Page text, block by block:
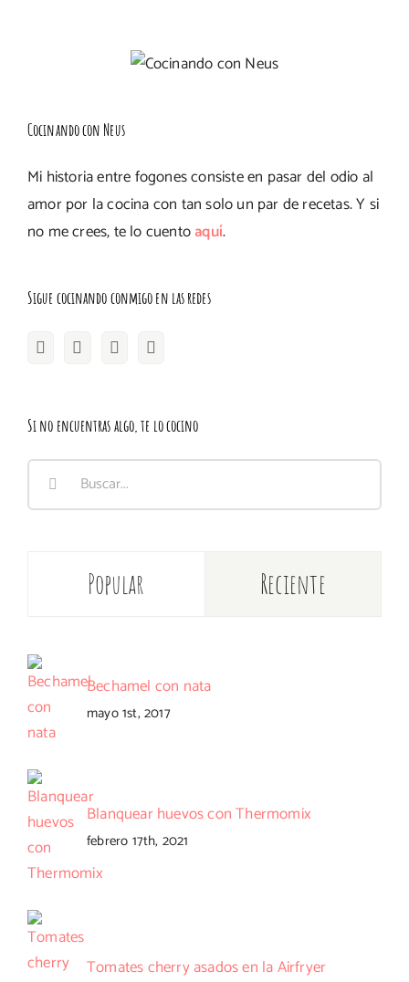
Cocinando con Neus
Mi historia entre fogones consiste en pasar del odio al
amor por la cocina con tan solo un par de recetas. Y si
no me crees, te lo cuentoaquí.
Sigue cocinando conmigo en las redes
Si no encuentras algo, te lo cocino
Popular Reciente
Bechamel con nata
mayo 1st, 2017
Blanquear huevos con Thermomix
febrero 17th, 2021
Tomates cherry asados en la Airfryer